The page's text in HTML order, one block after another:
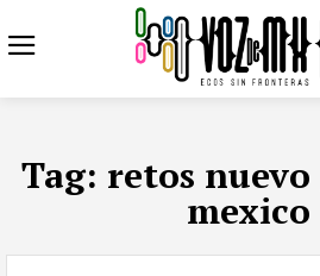
Tag: retos
mexico